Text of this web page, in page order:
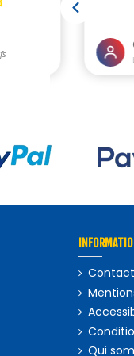
Qui